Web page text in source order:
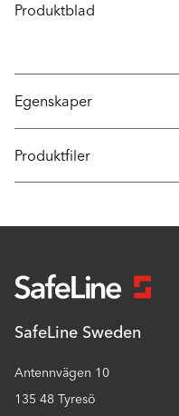
rörande SafeLines 4G
Produktblad
Egenskaper
Produktfiler
SafeLine Sweden
Antennvägen 10
135 48 Tyresö